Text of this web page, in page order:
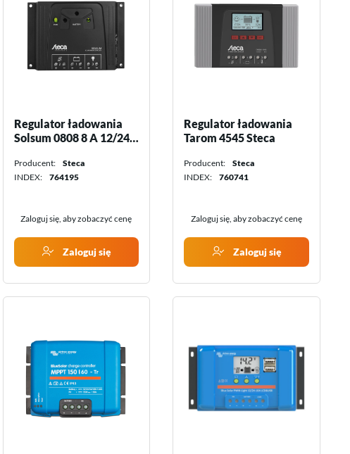
Promocje miesiąca
Ostatnie sztuki
Konwertery
Inwertery
Inwertery z ładowarką
Regulatory ładowania
Regulator ładowania
Solsum 0808 8 A 12/24
Producent:
Steca
INDEX:
764195
Zaloguj się, aby zobaczyć cenę
Zaloguj się
Regulator ładowania
Tarom 4545 Steca
Producent:
Steca
INDEX:
760741
Zaloguj się, aby zobaczyć cenę
Zaloguj się